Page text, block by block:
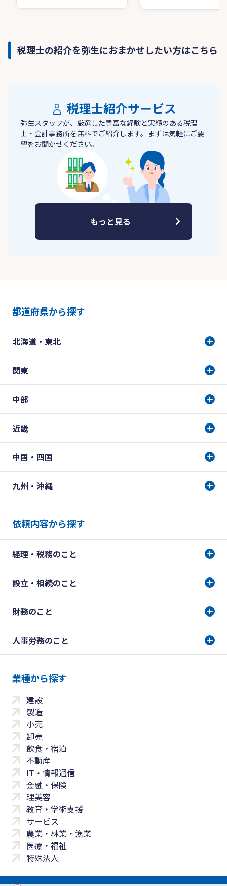
税理士の紹介を弥生におまかせしたい方はこちら
税理士紹介サービス
弥生スタッフが、厳選した豊富な経験と実績のある税理
士・会計事務所を無料でご紹介します。まずは気軽にご要
望をお聞かせください。
もっと見る
都道府県から探す
北海道・東北
関東
中部
近畿
中国・四国
九州・沖縄
依頼内容から探す
経理・税務のこと
設立・相続のこと
財務のこと
人事労務のこと
業種から探す
建設
製造
小売
卸売
飲食・宿泊
不動産
IT・情報通信
金融・保険
理美容
教育・学術支援
サービス
農業・林業・漁業
医療・福祉
特殊法人